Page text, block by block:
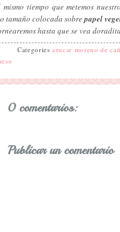
tiempo que metemos
tamaño colocada sobrepapel
hasta que se vea
Categoriesazucar moreno de
0 comentarios:
Publicar un comentario